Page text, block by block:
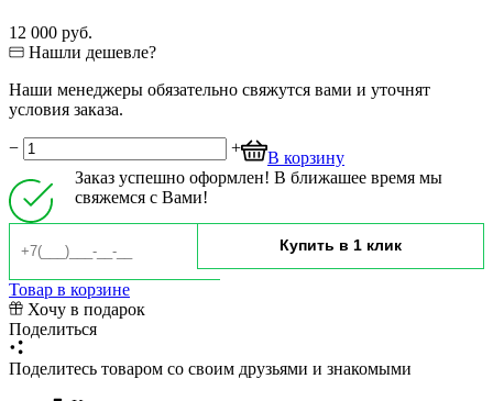
12 000 руб.
Нашли дешевле?
Наши менеджеры обязательно свяжутся вами и уточнят
условия заказа.
− +
В корзину
Заказ успешно оформлен! В ближашее время мы
свяжемся с Вами!
Товар в корзине
Хочу в подарок
Поделиться
Поделитесь товаром со своим друзьями и знакомыми